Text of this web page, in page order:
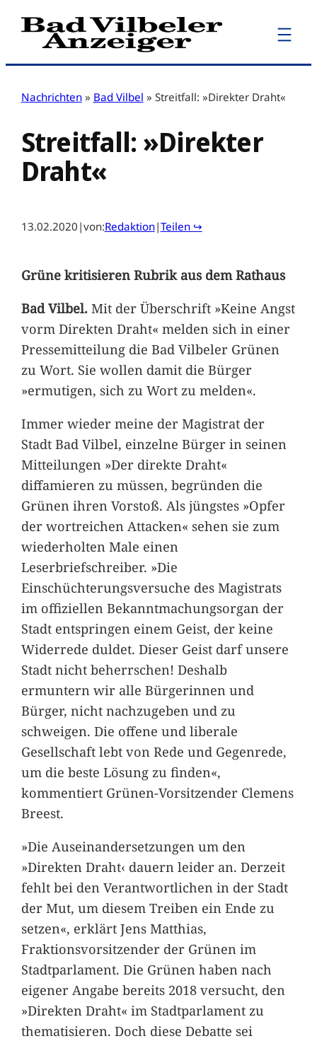
Zum
Inhalt
Nachrichten » Bad Vilbel » Streitfall: »Direkter Draht«
Streitfall: »Direkter
Draht«
13.02.2020 |von:Redaktion|Teilen ↪
Grüne kritisieren Rubrik aus dem Rathaus
Bad Vilbel.Mit der Überschrift »Keine Angst
vorm Direkten Draht« melden sich in einer
Pressemitteilung die Bad Vilbeler Grünen
zu Wort. Sie wollen damit die Bürger
»ermutigen, sich zu Wort zu melden«.
Immer wieder meine der Magistrat der
Stadt Bad Vilbel, einzelne Bürger in seinen
Mitteilungen »Der direkte Draht«
diffamieren zu müssen, begründen die
Grünen ihren Vorstoß. Als jüngstes »Opfer
der wortreichen Attacken« sehen sie zum
wiederholten Male einen
Leserbriefschreiber. »Die
Einschüchterungsversuche des Magistrats
im offiziellen Bekanntmachungsorgan der
Stadt entspringen einem Geist, der keine
Widerrede duldet. Dieser Geist darf unsere
Stadt nicht beherrschen! Deshalb
ermuntern wir alle Bürgerinnen und
Bürger, nicht nachzugeben und zu
schweigen. Die offene und liberale
Gesellschaft lebt von Rede und Gegenrede,
um die beste Lösung zu finden«,
kommentiert Grünen-Vorsitzender Clemens
Breest.
»Die Auseinandersetzungen um den
»Direkten Draht‹ dauern leider an. Derzeit
fehlt bei den Verantwortlichen in der Stadt
der Mut, um diesem Treiben ein Ende zu
setzen«, erklärt Jens Matthias,
Fraktionsvorsitzender der Grünen im
Stadtparlament. Die Grünen haben nach
eigener Angabe bereits 2018 versucht, den
»Direkten Draht« im Stadtparlament zu
thematisieren. Doch diese Debatte sei